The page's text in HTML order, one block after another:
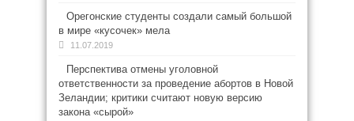
Орегонские студенты создали самый большой
в мире «кусочек» мела
11.07.2019
Перспектива отмены уголовной
ответственности за проведение абортов в Новой
Зеландии; критики считают новую версию
закона «сырой»